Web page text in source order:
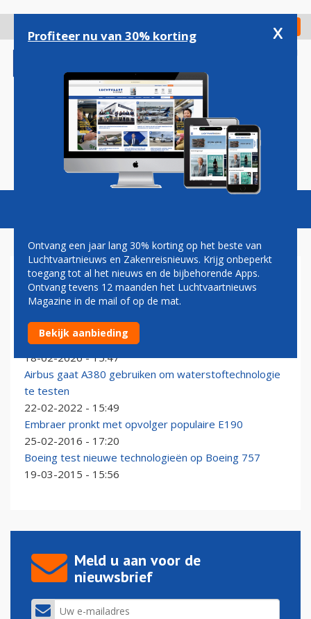
gaan
Check in
Magazine Podcasts Vacatures
TESTVLIEGTUIG
Einde tijdperk Dreamliner-testvloot: laatste 787 uit
dienst
18-02-2026 - 15:47
Airbus gaat A380 gebruiken om waterstoftechnologie
te testen
22-02-2022 - 15:49
Embraer pronkt met opvolger populaire E190
25-02-2016 - 17:20
Boeing test nieuwe technologieën op Boeing 757
19-03-2015 - 15:56
Meld u aan voor de
nieuwsbrief
Profiteer nu van 30% korting x
Ontvang een jaar lang 30% korting op het beste van
Luchtvaartnieuws en Zakenreisnieuws. Krijg onbeperkt
toegang tot al het nieuws en de bijbehorende Apps.
Ontvang tevens 12 maanden het Luchtvaartnieuws
Magazine in de mail of op de mat.
Bekijk aanbieding